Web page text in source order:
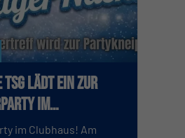
TSG lädt ein zur
im
im Clubhaus! Am